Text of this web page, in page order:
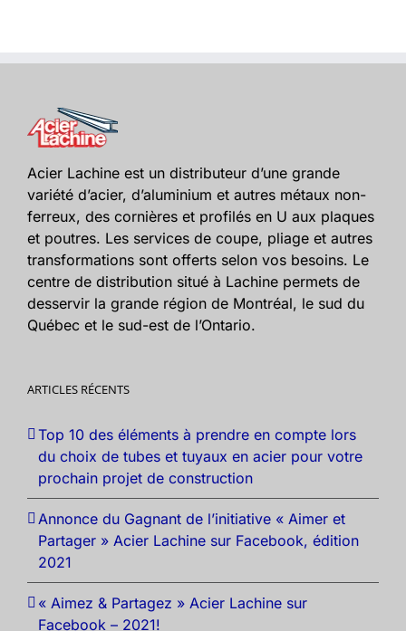
Acier Lachine est un distributeur d’une grande
variété d’acier, d’aluminium et autres métaux non-
ferreux, des cornières et profilés en U aux plaques
et poutres. Les services de coupe, pliage et autres
transformations sont offerts selon vos besoins. Le
centre de distribution situé à Lachine permets de
desservir la grande région de Montréal, le sud du
Québec et le sud-est de l’Ontario.
ARTICLES RÉCENTS
Top 10 des éléments à prendre en compte lors
du choix de tubes et tuyaux en acier pour votre
prochain projet de construction
Annonce du Gagnant de l’initiative « Aimer et
Partager » Acier Lachine sur Facebook, édition
2021
« Aimez & Partagez » Acier Lachine sur
Facebook – 2021!